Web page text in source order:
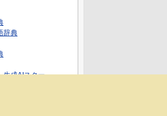
辞典
生成AIスクー